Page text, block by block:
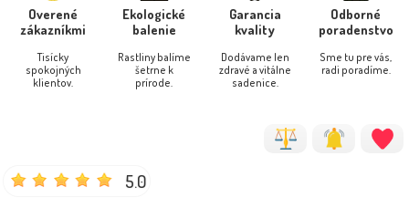
Overené
zákazníkmi
Tisícky
spokojných
klientov.
Ekologické
balenie
Rastliny balíme
šetrne k
prírode.
Garancia
kvality
Dodávame len
zdravé a vitálne
sadenice.
Odborné
poradenstvo
Sme tu pre vás,
radi poradíme.
5.0